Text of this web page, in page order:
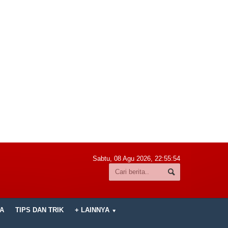
Sabtu, 08 Agu 2026, 22:55:56
TIPS DAN TRIK + LAINNYA